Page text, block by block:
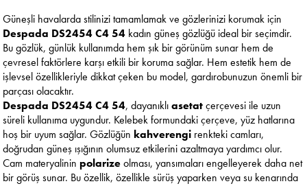
Güneşli havalarda stilinizi tamamlamak ve gözlerinizi korumak için
Despada DS2454 C4 54 kadın güneş gözlüğü ideal bir seçimdir.
Bu gözlük, günlük kullanımda hem şık bir görünüm sunar hem de
çevresel faktörlere karşı etkili bir koruma sağlar. Hem estetik hem de
işlevsel özellikleriyle dikkat çeken bu model, gardırobunuzun önemli bir
parçası olacaktır.
Despada DS2454 C4 54, dayanıklıasetatçerçevesi ile uzun
süreli kullanıma uygundur. Kelebek formundaki çerçeve, yüz hatlarına
hoş bir uyum sağlar. Gözlüğün kahverengi renkteki camları,
doğrudan güneş ışığının olumsuz etkilerini azaltmaya yardımcı olur.
Cam materyalininpolarizeolması, yansımaları engelleyerek daha net
bir görüş sunar. Bu özellik, özellikle sürüş yaparken veya su kenarında